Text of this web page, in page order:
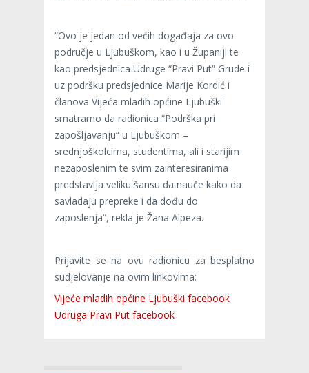
“Ovo je jedan od većih događaja za ovo
područje u Ljubuškom, kao i u Županiji te
kao predsjednica Udruge “Pravi Put” Grude i
uz podršku predsjednice Marije Kordić i
članova Vijeća mladih općine Ljubuški
smatramo da radionica “Podrška pri
zapošljavanju“ u Ljubuškom –
srednjoškolcima, studentima, ali i starijim
nezaposlenim te svim zainteresiranima
predstavlja veliku šansu da nauče kako da
savladaju prepreke i da dođu do
zaposlenja“, rekla je Žana Alpeza.
Prijavite se na ovu radionicu za besplatno
sudjelovanje na ovim linkovima:
Vijeće mladih općine Ljubuški facebook
Udruga Pravi Put facebook